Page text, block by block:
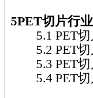
5PET切片行
5.1 PET切
5.2 PET切
5.3 PET切
5.4 PET切